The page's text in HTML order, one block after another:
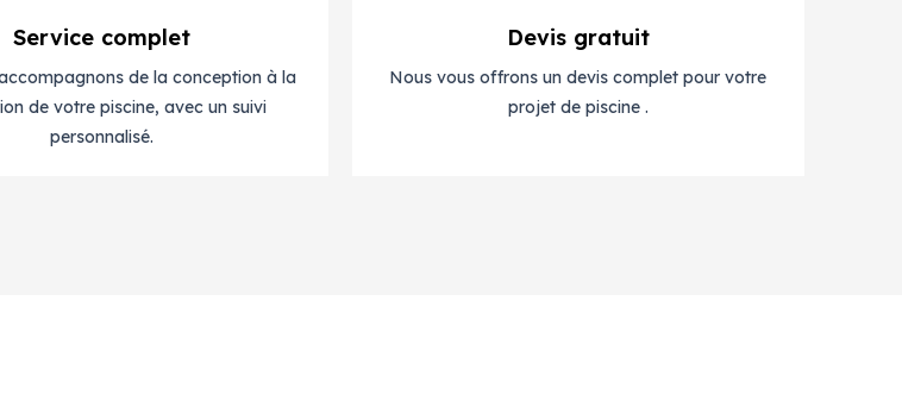
Service complet
de la conception à la
de votre piscine, avec un suivi
personnalisé.
Devis gratuit
Nous vous offrons un devis complet pour votre
projet de piscine .